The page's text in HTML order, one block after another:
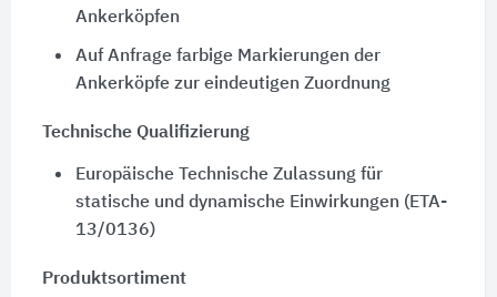
Ankerköpfen
Auf Anfrage farbige Markierungen der
Ankerköpfe zur eindeutigen Zuordnung
Technische Qualifizierung
Europäische Technische Zulassung für
statische und dynamische Einwirkungen (ETA-
13/0136)
Produktsortiment